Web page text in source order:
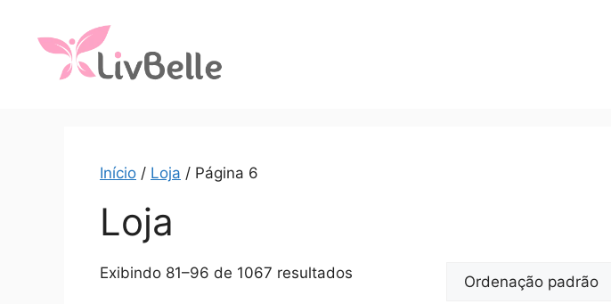
Início / Loja / Página 6
Loja
Exibindo 81–96 de 1067 resultados